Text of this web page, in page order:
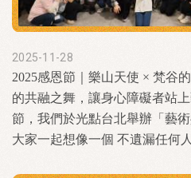
2025-11-28
2025感恩節｜樂山天使 × 梵谷
的共融之舞，讓身心障礙者站
節，我們於光點台北舉辦「藝
大家一起想像一個 不遺漏任何